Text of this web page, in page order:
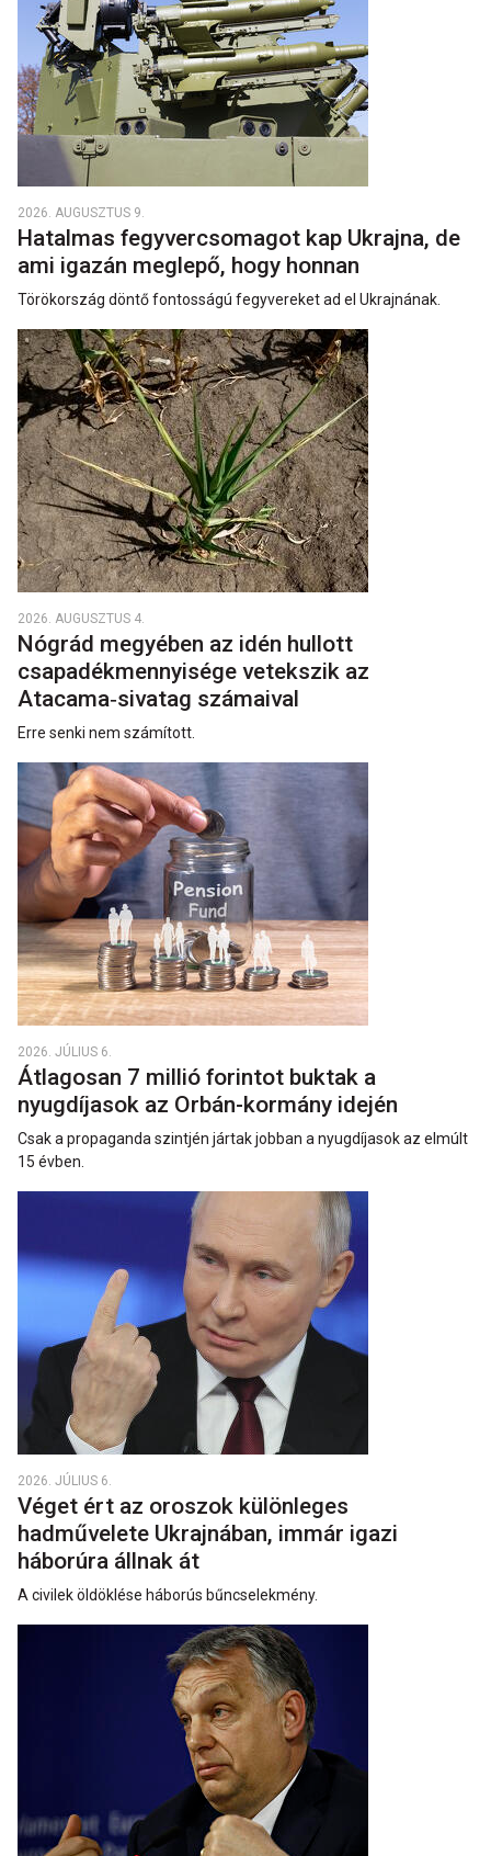
2026. AUGUSZTUS 9.
Hatalmas fegyvercsomagot kap Ukrajna, de
ami igazán meglepő, hogy honnan
Törökország döntő fontosságú fegyvereket ad el Ukrajnának.
2026. AUGUSZTUS 4.
Nógrád megyében az idén hullott
csapadékmennyisége vetekszik az
Atacama‑sivatag számaival
Erre senki nem számított.
2026. JÚLIUS 6.
Átlagosan 7 millió forintot buktak a
nyugdíjasok az Orbán-kormány idején
Csak a propaganda szintjén jártak jobban a nyugdíjasok az elmúlt
15 évben.
2026. JÚLIUS 6.
Véget ért az oroszok különleges
hadművelete Ukrajnában, immár igazi
háborúra állnak át
A civilek öldöklése háborús bűncselekmény.